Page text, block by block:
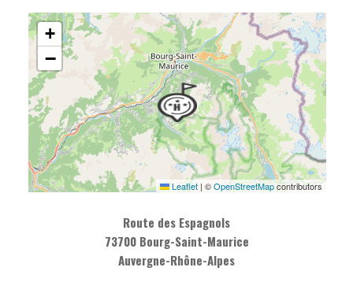
+
−
Leaflet | ©OpenStreetMapcontributors
Route des Espagnols
73700 Bourg-Saint-Maurice
Auvergne-Rhône-Alpes